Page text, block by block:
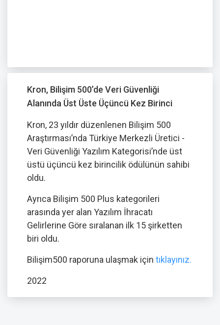
Kron, Bilişim 500’de Veri Güvenliği
Alanında Üst Üste Üçüncü Kez Birinci
Kron, 23 yıldır düzenlenen Bilişim 500
Araştırması’nda Türkiye Merkezli Üretici -
Veri Güvenliği Yazılım Kategorisi’nde üst
üstü üçüncü kez birincilik ödülünün sahibi
oldu.
Ayrıca Bilişim 500 Plus kategorileri
arasında yer alan Yazılım İhracatı
Gelirlerine Göre sıralanan ilk 15 şirketten
biri oldu.
Bilişim500 raporuna ulaşmak için tıklayınız.
2022